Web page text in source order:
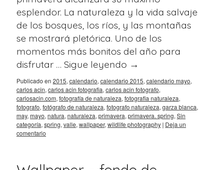
esplendor. La naturaleza y la vida salvaje
de los bosques, los ríos, y las montañas
se mostrará pletórica. Uno de los
momentos más bonitos del año para
disfrutar … Sigue leyendo →
Publicado en 2015, calendario, calendario 2015, calendario mayo,
carlos acin, carlos acin fotografia, carlos acin fotografo,
carlosacin.com, fotografía de naturaleza, fotografia naturaleza,
fotografo, fotógrafo de naturaleza, fotografo naturaleza, garza blanca,
may, mayo, natura, naturaleza, primavera, primavera. spring, Sin
categoría, spring, valle, wallpaper, wildlife photography | Deja un
comentario